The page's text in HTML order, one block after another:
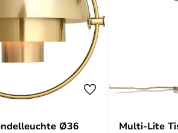
Ø36
Multi-Lite